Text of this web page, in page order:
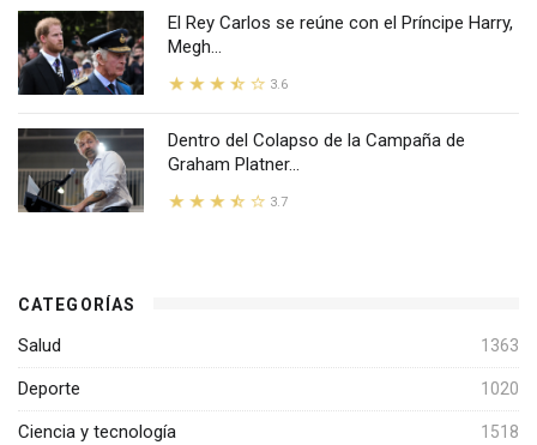
El Rey Carlos se reúne con el Príncipe Harry,
Megh...
3.6
Dentro del Colapso de la Campaña de
Graham Platner...
3.7
CATEGORÍAS
Salud 1363
Deporte 1020
Ciencia y tecnología 1518